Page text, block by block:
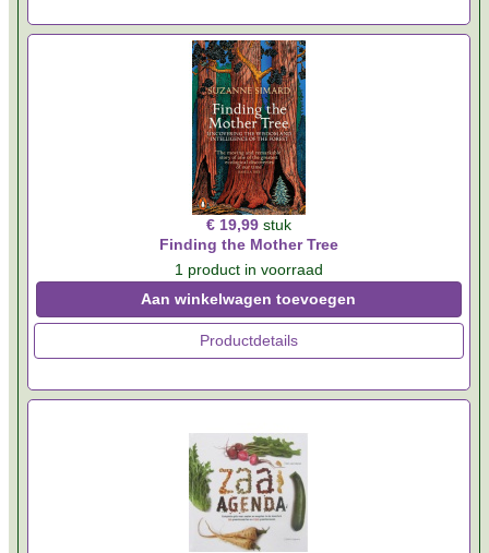
€ 19,99 stuk
Finding the Mother Tree
1 product in voorraad
Aan winkelwagen toevoegen
Productdetails